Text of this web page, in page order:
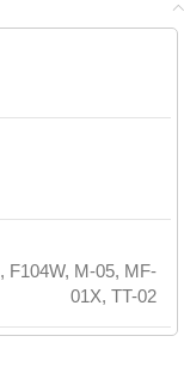
, F104W, M-05, MF-
01X, TT-02